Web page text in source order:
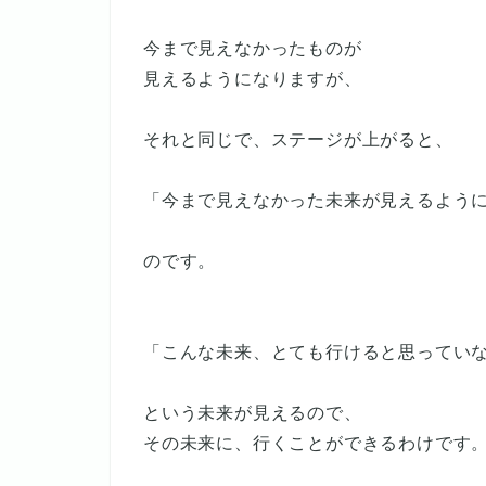
今まで見えなかったものが
見えるようになりますが、
それと同じで、ステージが上がると、
「今まで見えなかった未来が見えるよう
のです。
「こんな未来、とても行けると思ってい
という未来が見えるので、
その未来に、行くことができるわけです。